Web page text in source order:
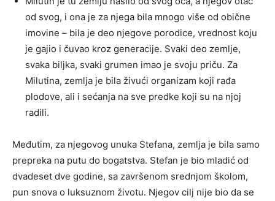
od svog, i ona je za njega bila mnogo više od obične
imovine – bila je deo njegove porodice, vrednost koju
je gajio i čuvao kroz generacije. Svaki deo zemlje,
svaka biljka, svaki grumen imao je svoju priču. Za
Milutina, zemlja je bila živući organizam koji rađa
plodove, ali i sećanja na sve predke koji su na njoj
radili.
Međutim, za njegovog unuka Stefana, zemlja je bila samo
prepreka na putu do bogatstva. Stefan je bio mladić od
dvadeset dve godine, sa završenom srednjom školom,
pun snova o luksuznom životu. Njegov cilj nije bio da se